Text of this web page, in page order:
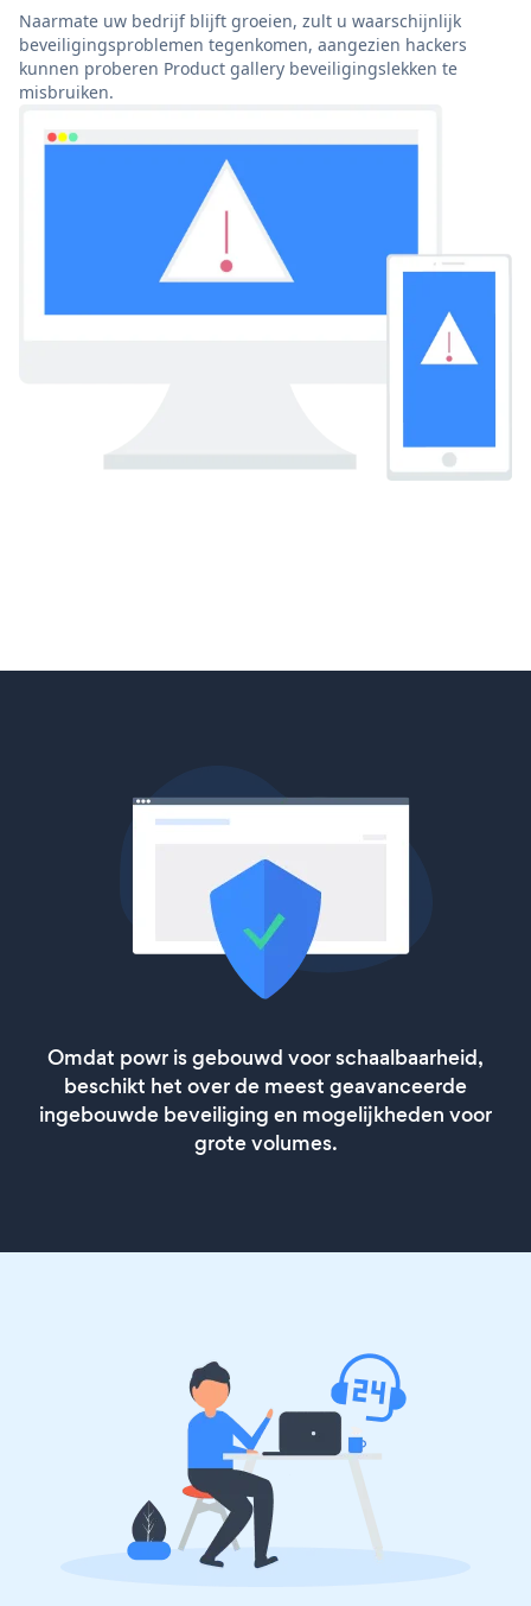
Naarmate uw bedrijf blijft groeien, zult u waarschijnlijk
beveiligingsproblemen tegenkomen, aangezien hackers
kunnen proberen Product gallery beveiligingslekken te
misbruiken.
Omdat powr is gebouwd voor schaalbaarheid,
beschikt het over de meest geavanceerde
ingebouwde beveiliging en mogelijkheden voor
grote volumes.